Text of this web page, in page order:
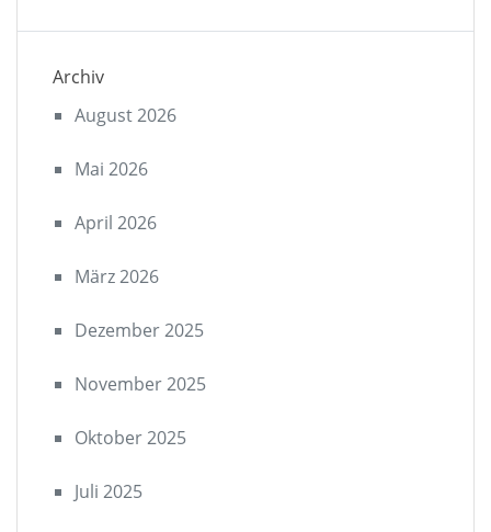
Archiv
August 2026
Mai 2026
April 2026
März 2026
Dezember 2025
November 2025
Oktober 2025
Juli 2025